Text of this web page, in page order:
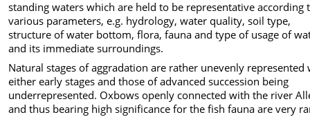
standing waters which are held to be representative according
various parameters, e.g. hydrology, water quality, soil type,
structure of water bottom, flora, fauna and type of usage of
and its immediate surroundings.
Natural stages of aggradation are rather unevenly represented
either early stages and those of advanced succession being
underrepresented. Oxbows openly connected with the river
and thus bearing high significance for the fish fauna are very